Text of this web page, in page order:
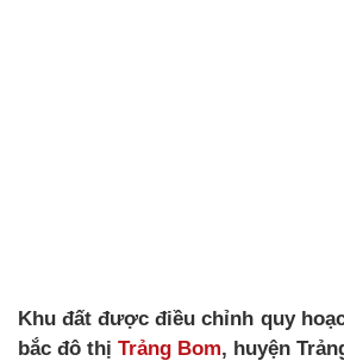
Khu đất được điều chỉnh quy
bắc đô thị Trảng Bom, huyện